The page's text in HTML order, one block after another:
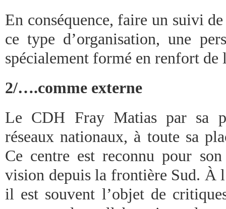
En conséquence, faire un suivi
ce type d’organisation, une
spécialement formé en renfort
2/….comme externe
Le CDH Fray Matias par sa
réseaux nationaux, à toute sa
Ce centre est reconnu pour
vision depuis la frontière Sud. À
il est souvent l’objet de